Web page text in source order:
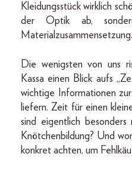
Kleidungsstück wirklich
der Optik ab,
Materialzusammensetzung.
Die wenigsten von uns
Kassa einen Blick aufs
wichtige Informationen
liefern. Zeit für einen
sind eigentlich
Knötchenbildung? Und
konkret achten, um